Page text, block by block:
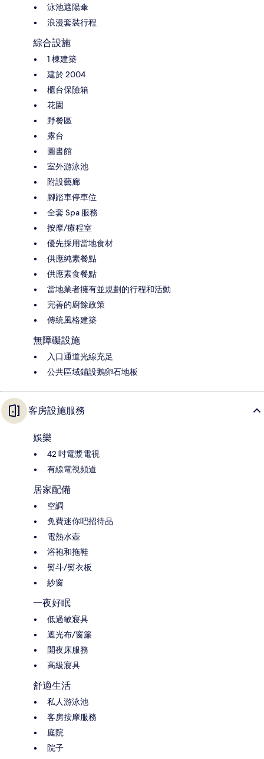
泳池遮陽傘
浪漫套裝行程
綜合設施
1 棟建築
建於 2004
櫃台保險箱
花園
野餐區
露台
圖書館
室外游泳池
附設藝廊
腳踏車停車位
全套 Spa 服務
按摩/療程室
優先採用當地食材
供應純素餐點
供應素食餐點
當地業者擁有並規劃的行程和活動
完善的廚餘政策
傳統風格建築
無障礙設施
入口通道光線充足
公共區域鋪設鵝卵石地板
客房設施服務
娛樂
42 吋電漿電視
有線電視頻道
居家配備
空調
免費迷你吧招待品
電熱水壺
浴袍和拖鞋
熨斗/熨衣板
紗窗
一夜好眠
低過敏寢具
遮光布/窗簾
開夜床服務
高級寢具
舒適生活
私人游泳池
客房按摩服務
庭院
院子